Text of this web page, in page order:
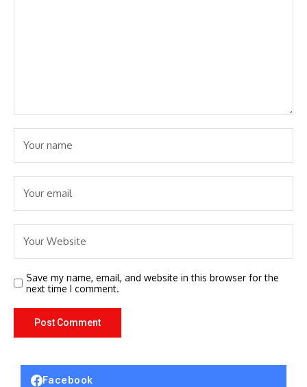
Save my name, email, and website in this browser for the
next time I comment.
Facebook